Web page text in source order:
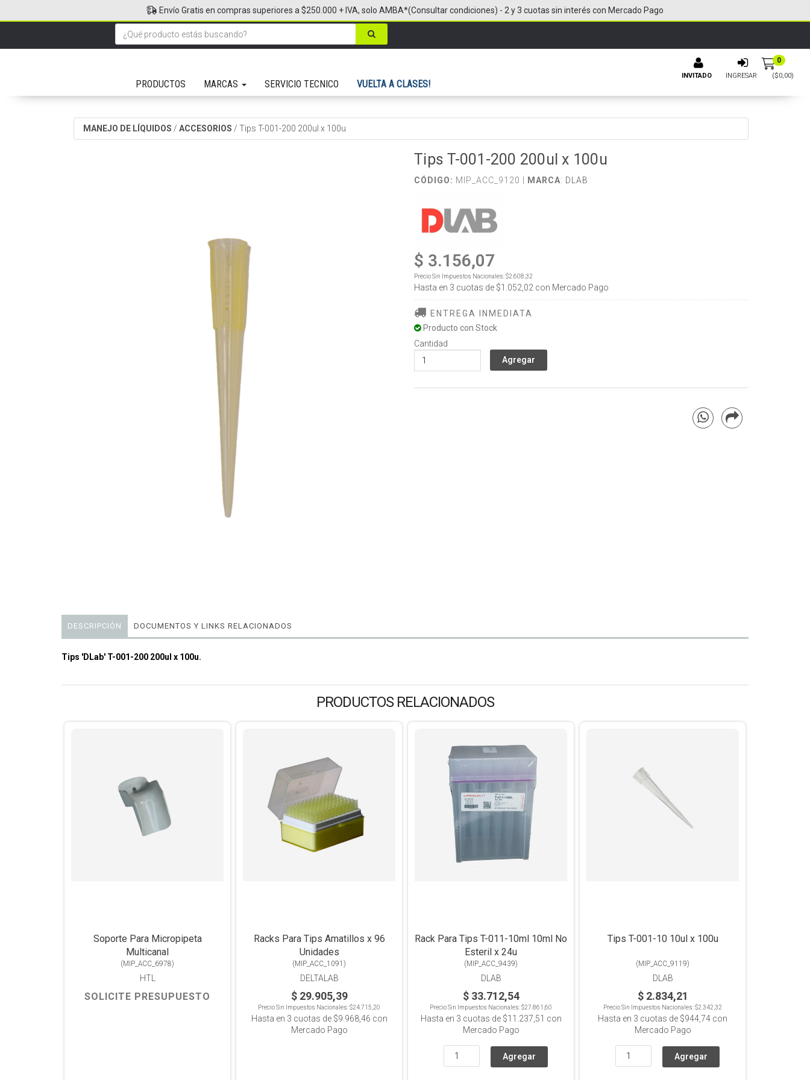
INVITADO INGRESAR
0
($0,00)
PRODUCTOS MARCAS SERVICIO TECNICO VUELTA A CLASES!
Envío Gratis en compras superiores a $250.000 + IVA, solo AMBA*(Consultar condiciones) - 2 y 3 cuotas sin interés con Mercado Pago
MANEJO DE LÍQUIDOS / ACCESORIOS / Tips T-001-200 200ul x 100u
Tips T-001-200 200ul x 100u
CÓDIGO: MIP_ACC_9120 | MARCA: DLAB
$ 3.156,07
Precio Sin Impuestos Nacionales:$2.608,32
Hasta en 3 cuotas de $1.052,02 con Mercado Pago
ENTREGA INMEDIATA
Producto con Stock
Cantidad
DESCRIPCIÓN DOCUMENTOS Y LINKS RELACIONADOS
Tips 'DLab' T-001-200 200ul x 100u.
PRODUCTOS RELACIONADOS
Soporte Para Micropipeta
Multicanal
(MIP_ACC_6978)
HTL
SOLICITE PRESUPUESTO
Racks Para Tips Amatillos x 96
Unidades
(MIP_ACC_1091 )
DELTALAB
$ 29.905,39
Precio Sin Impuestos Nacionales:$24.715,20
Hasta en 3 cuotas de $9.968,46 con
Mercado Pago
Rack Para Tips T-011-10ml 10ml No
Esteril x 24u
(MIP_ACC_9439)
DLAB
$ 33.712,54
Precio Sin Impuestos Nacionales:$27.861,60
Hasta en 3 cuotas de $11.237,51 con
Mercado Pago
Tips T-001-10 10ul x 100u
(MIP_ACC_9119)
DLAB
$ 2.834,21
Precio Sin Impuestos Nacionales:$2.342,32
Hasta en 3 cuotas de $944,74 con
Mercado Pago